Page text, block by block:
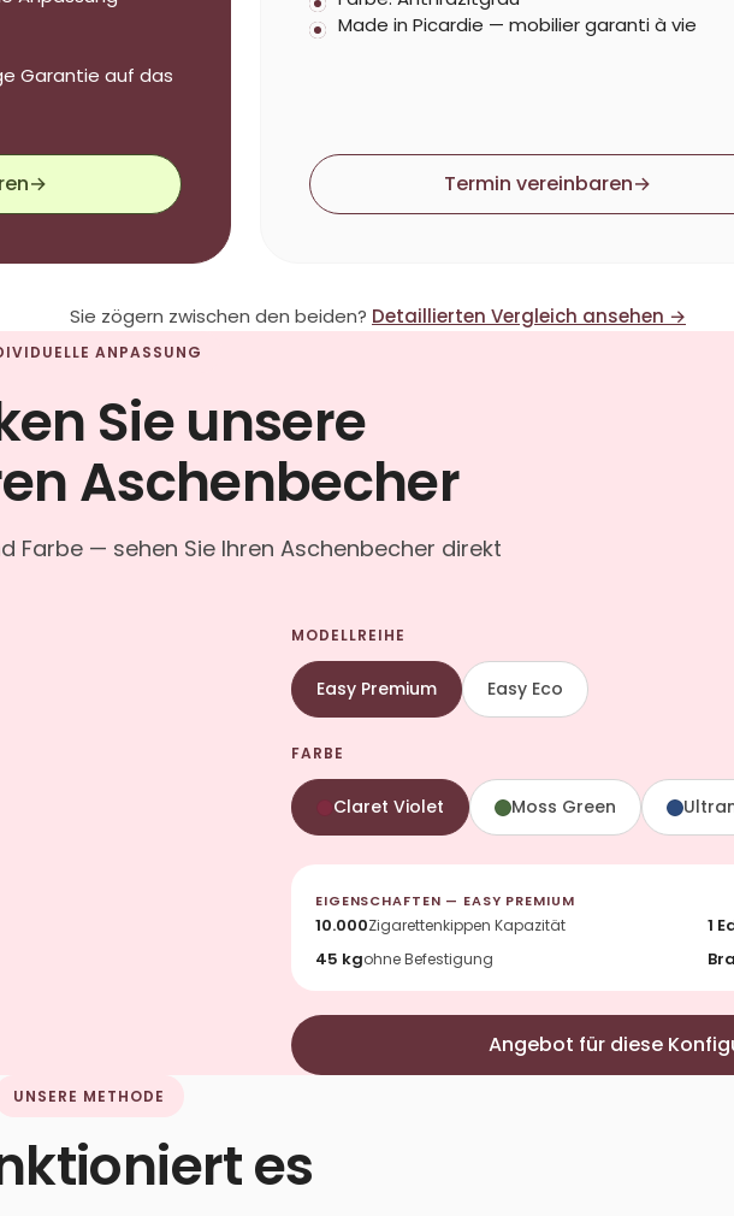
Garantie auf das
→
Made in Picardie — mobilier garanti à vie
Termin vereinbaren→
Sie zögern zwischen den beiden? Detaillierten Vergleich ansehen →
ANPASSUNG
Sie unsere
Aschenbecher
Farbe — sehen Sie Ihren Aschenbecher direkt
MODELLREIHE
Easy Premium Easy Eco
FARBE
Claret Violet Moss Green
EIGENSCHAFTEN — EASY PREMIUM
10.000Zigarettenkippen Kapazität 1
45 kgohne Befestigung
Angebot für diese
UNSERE METHODE
es